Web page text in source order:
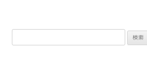
索: